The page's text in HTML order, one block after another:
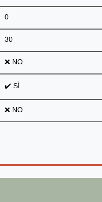
0
30
❌ NO
✔️ SÌ
❌ NO